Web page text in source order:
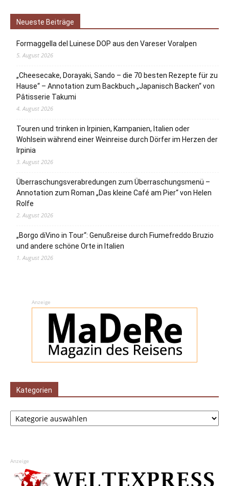
Neueste Beiträge
Formaggella del Luinese DOP aus den Vareser Voralpen
5. August 2026
„Cheesecake, Dorayaki, Sando – die 70 besten Rezepte für zu
Hause“ – Annotation zum Backbuch „Japanisch Backen“ von
Pâtisserie Takumi
4. August 2026
Touren und trinken in Irpinien, Kampanien, Italien oder
Wohlsein während einer Weinreise durch Dörfer im Herzen der
Irpinia
3. August 2026
Überraschungsverabredungen zum Überraschungsmenü –
Annotation zum Roman „Das kleine Café am Pier“ von Helen
Rolfe
2. August 2026
„Borgo diVino in Tour“: Genußreise durch Fiumefreddo Bruzio
und andere schöne Orte in Italien
1. August 2026
Anzeige
Kategorien
Kategorien
Anzeige